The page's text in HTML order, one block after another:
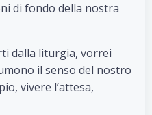
di fondo della nostra
dalla liturgia, vorrei
il senso del nostro
vivere l’attesa,